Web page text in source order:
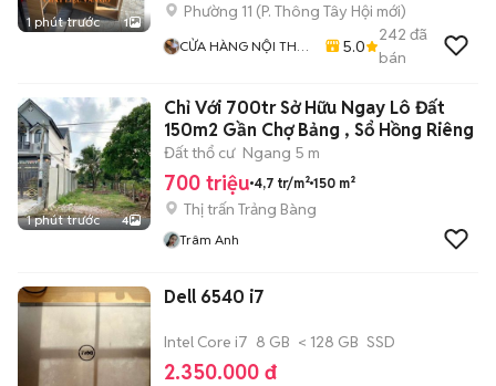
1 phút trước 1
Phường 11 (P. Thông Tây Hội mới)
CỬA HÀNG NỘI THẤT
5.0
242 đã
bán
1 phút trước 4
Chỉ Với 700tr Sở Hữu Ngay Lô Đất
150m2 Gần Chợ Bảng , Sổ Hồng Riêng
Đất thổ cư Ngang 5 m
700 triệu 4,7 tr/m² 150 m²
Thị trấn Trảng Bàng
Trâm Anh
Dell 6540 i7
Intel Core i7 8 GB < 128 GB SSD
2.350.000 đ